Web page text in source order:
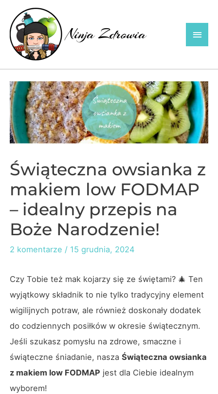
content
Main
Świąteczna owsianka z
makiem low FODMAP
– idealny przepis na
Boże Narodzenie!
2 komentarze / 15 grudnia, 2024
Czy Tobie też mak kojarzy się ze świętami? 🎄 Ten
wyjątkowy składnik to nie tylko tradycyjny element
wigilijnych potraw, ale również doskonały dodatek
do codziennych posiłków w okresie świątecznym.
Jeśli szukasz pomysłu na zdrowe, smaczne i
świąteczne śniadanie, nasza Świąteczna owsianka
z makiem low FODMAP jest dla Ciebie idealnym
wyborem!